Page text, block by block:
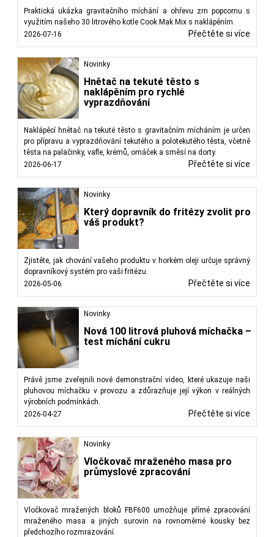
Praktická ukázka gravitačního míchání a ohřevu zrn popcornu s
využitím našeho 30 litrového kotle Cook Mak Mix s naklápěním.
2026-07-16
Přečtěte si více
Novinky
Hnětač na tekuté těsto s
naklápěním pro rychlé
vyprazdňování
Naklápěcí hnětač na tekuté těsto s gravitačním mícháním je určen
pro přípravu a vyprazdňování tekutého a polotekutého těsta, včetně
těsta na palačinky, vafle, krémů, omáček a směsí na dorty.
2026-06-17
Přečtěte si více
Novinky
Který dopravník do fritézy zvolit pro
váš produkt?
Zjistěte, jak chování vašeho produktu v horkém oleji určuje správný
dopravníkový systém pro vaši fritézu.
2026-05-06
Přečtěte si více
Novinky
Nová 100 litrová pluhová míchačka –
test míchání cukru
Právě jsme zveřejnili nové demonstrační video, které ukazuje naši
pluhovou míchačku v provozu a zdůrazňuje její výkon v reálných
výrobních podmínkách.
2026-04-27
Přečtěte si více
Novinky
Vločkovač mraženého masa pro
průmyslové zpracování
Vločkovač mražených bloků FBF600 umožňuje přímé zpracování
mraženého masa a jiných surovin na rovnoměrné kousky bez
předchozího rozmrazování.